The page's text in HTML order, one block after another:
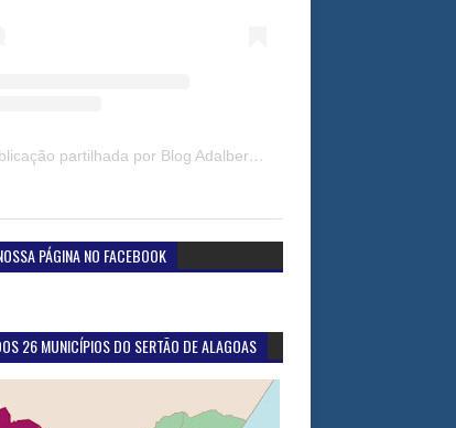
Uma publicação partilhada por Blog Adalberto Gomes Noticias (@blogadalbertogomesnoticiass)
PÁGINA NO FACEBOOK
26 MUNICÍPIOS DO SERTÃO DE ALAGOAS